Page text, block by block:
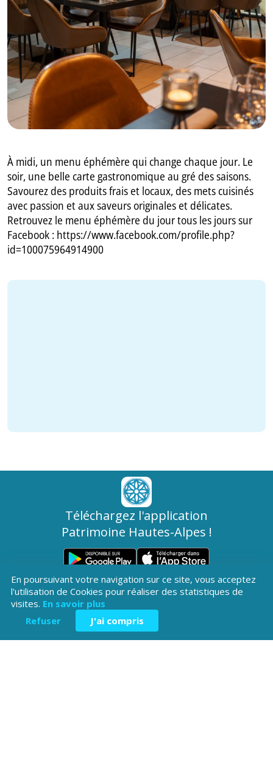
À midi, un menu éphémère qui change chaque jour. Le
soir, une belle carte gastronomique au gré des saisons.
Savourez des produits frais et locaux, des mets cuisinés
avec passion et aux saveurs originales et délicates.
Retrouvez le menu éphémère du jour tous les jours sur
Facebook : https://www.facebook.com/profile.php?
id=100075964914900
Téléchargez l'application
Patrimoine Hautes-Alpes !
Hôtel du Département
En poursuivant votre navigation sur ce site, vous acceptez
l'utilisation de Cookies pour réaliser des statistiques de
visites. En savoir plus
Refuser
J'ai compris